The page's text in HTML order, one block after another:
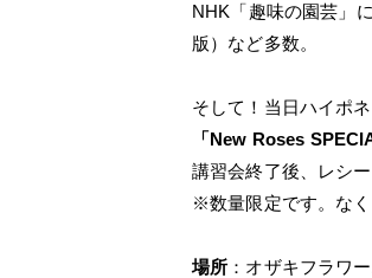
NHK「趣味の園芸」
版）など多数。
そして！当日ハイポ
「New Roses
講習会終了後、レシ
※数量限定です。なく
場所 ：オザキフラワ